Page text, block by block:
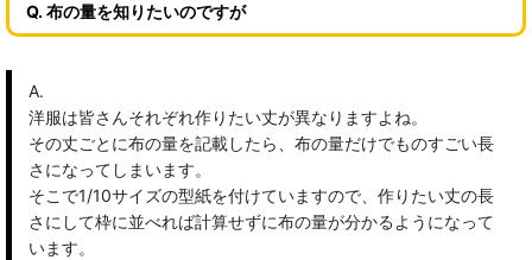
Q. 布の量を知りたいのですが
A.
洋服は皆さんそれぞれ作りたい丈が異なりますよね。
その丈ごとに布の量を記載したら、布の量だけでものすごい長
さになってしまいます。
そこで1/10サイズの型紙を付けていますので、作りたい丈の長
さにして枠に並べれば計算せずに布の量が分かるようになって
います。